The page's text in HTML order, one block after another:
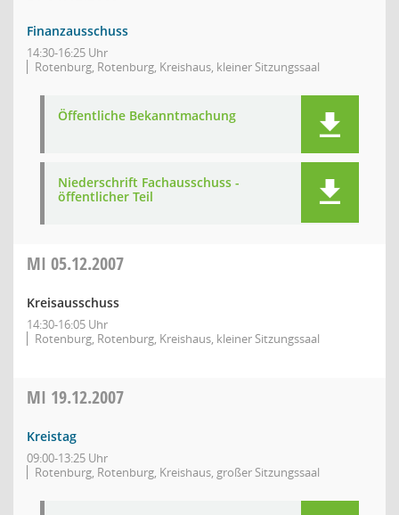
Finanzausschuss
14:30-16:25 Uhr
Rotenburg, Rotenburg, Kreishaus, kleiner Sitzungssaal
Öffentliche Bekanntmachung
Niederschrift Fachausschuss -
öffentlicher Teil
MI 05.12.2007
Kreisausschuss
14:30-16:05 Uhr
Rotenburg, Rotenburg, Kreishaus, kleiner Sitzungssaal
MI 19.12.2007
Kreistag
09:00-13:25 Uhr
Rotenburg, Rotenburg, Kreishaus, großer Sitzungssaal